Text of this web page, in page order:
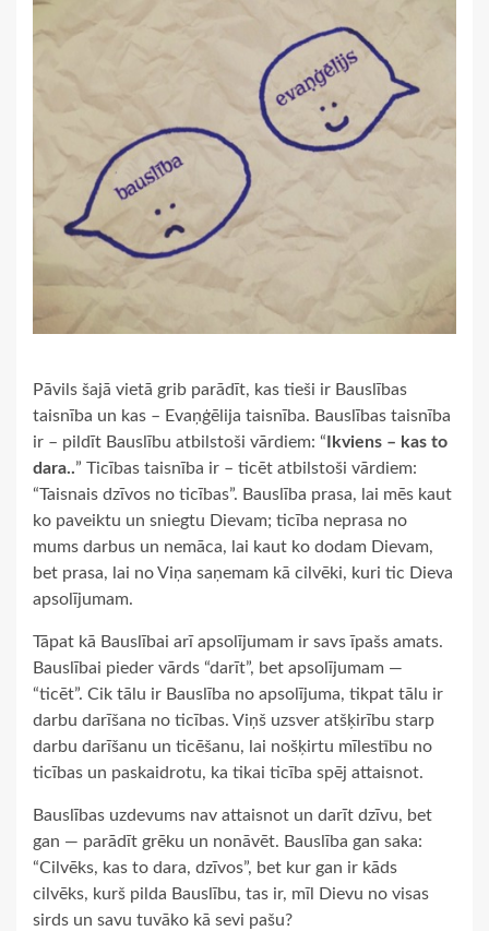
Pāvils šajā vietā grib parādīt, kas tieši ir Bauslības
taisnība un kas – Evaņģēlija taisnība. Bauslības taisnība
ir – pildīt Bauslību atbilstoši vārdiem: “ Ikviens – kas to
dara..” Ticības taisnība ir – ticēt atbilstoši vārdiem:
“Taisnais dzīvos no ticības”. Bauslība prasa, lai mēs kaut
ko paveiktu un sniegtu Dievam; ticība neprasa no
mums darbus un nemāca, lai kaut ko dodam Dievam,
bet prasa, lai no Viņa saņemam kā cilvēki, kuri tic Dieva
apsolījumam.
Tāpat kā Bauslībai arī apsolījumam ir savs īpašs amats.
Bauslībai pieder vārds “darīt”, bet apsolījumam —
“ticēt”. Cik tālu ir Bauslība no apsolījuma, tikpat tālu ir
darbu darīšana no ticības. Viņš uzsver atšķirību starp
darbu darīšanu un ticēšanu, lai nošķirtu mīlestību no
ticības un paskaidrotu, ka tikai ticība spēj attaisnot.
Bauslības uzdevums nav attaisnot un darīt dzīvu, bet
gan — parādīt grēku un nonāvēt. Bauslība gan saka:
“Cilvēks, kas to dara, dzīvos”, bet kur gan ir kāds
cilvēks, kurš pilda Bauslību, tas ir, mīl Dievu no visas
sirds un savu tuvāko kā sevi pašu?